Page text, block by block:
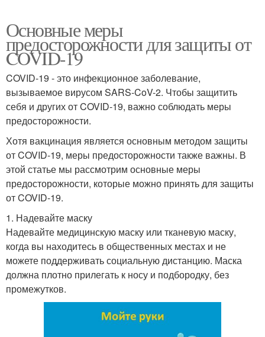
Основные меры
предосторожности для защиты от
COVID-19
COVID-19 - это инфекционное заболевание,
вызываемое вирусом SARS-CoV-2. Чтобы защитить
себя и других от COVID-19, важно соблюдать меры
предосторожности.
Хотя вакцинация является основным методом защиты
от COVID-19, меры предосторожности также важны. В
этой статье мы рассмотрим основные меры
предосторожности, которые можно принять для защиты
от COVID-19.
1. Надевайте маску
Надевайте медицинскую маску или тканевую маску,
когда вы находитесь в общественных местах и не
можете поддерживать социальную дистанцию. Маска
должна плотно прилегать к носу и подбородку, без
промежутков.